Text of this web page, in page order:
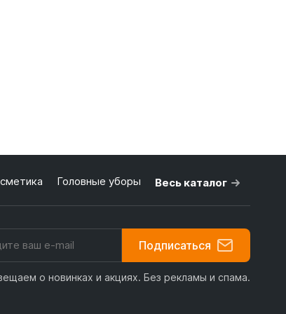
Головные уборы Весь каталог
Подписаться
о новинках и акциях. Без рекламы и спама.